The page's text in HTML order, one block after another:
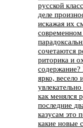
русской
деле
искажая их
современном
сочетаются
риторика и
ярко, весело
как менялся
последние
казусам это
какие новые